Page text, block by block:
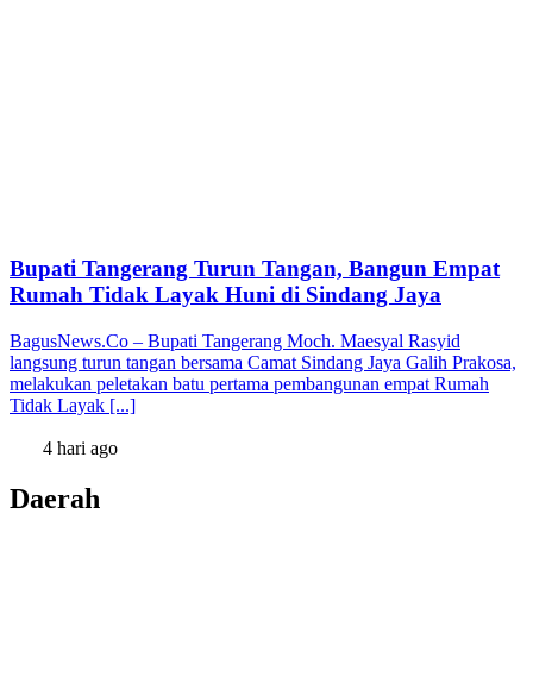
Bupati Tangerang Turun Tangan, Bangun Empat
Rumah Tidak Layak Huni di Sindang Jaya
BagusNews.Co – Bupati Tangerang Moch. Maesyal Rasyid
langsung turun tangan bersama Camat Sindang Jaya Galih Prakosa,
melakukan peletakan batu pertama pembangunan empat Rumah
Tidak Layak [...]
4 hari ago
Daerah